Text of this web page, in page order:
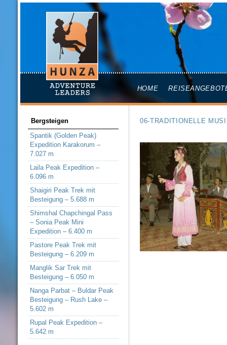
HOME
Bergsteigen
Spantik (Golden Peak)
Expedition Karakorum –
7.027 m
Laila Peak Expedition –
6.096 m
Shaigiri Peak Trek mit
Besteigung – 5.688 m
Shimshal Chapchingal Pass
– Sonia Peak Mini
Expedition – 6.400 m
Pastore Peak Trek mit
Besteigung – 6.209 m
Manglik Sar Trek mit
Besteigung – 6.050 m
Nanga Parbat – Buldar Peak
Besteigung – Rush Lake –
5.602 m
Rupal Peak Expedition –
5.642 m
06-TRADITIONELLE